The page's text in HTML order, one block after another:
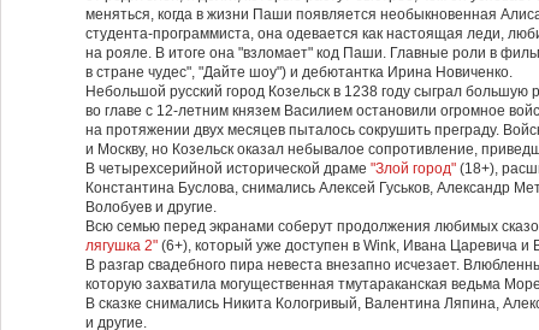
меняться, когда в жизни Паши появляется необыкновенная
студента-программиста, она одевается как настоящая леди,
на рояле. В итоге она "взломает" код Паши. Главные роли в
в стране чудес", "Дайте шоу") и дебютантка Ирина Новиченко.
Небольшой русский город Козельск в 1238 году сыграл большую
во главе с 12-летним князем Василием остановили огромное
на протяжении двух месяцев пыталось сокрушить преграду.
и Москву, но Козельск оказал небывалое сопротивление,
В четырехсерийной исторической драме "Злой город" (18+),
Константина Буслова, снимались Алексей Гуськов, Александр
Волобуев и другие.
Всю семью перед экранами соберут продолжения любимых
лягушка 2" (6+), который уже доступен в Wink, Ивана Царевича
В разгар свадебного пира невеста внезапно исчезает.
которую захватила могущественная тмутараканская ведьма
В сказке снимались Никита Кологривый, Валентина Ляпина,
и другие.